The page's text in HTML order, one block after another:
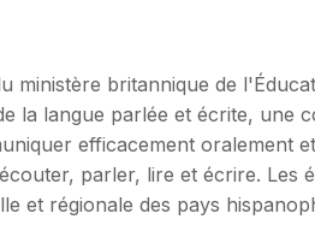
ministère britannique de
la langue parlée et écrite, une
efficacement oralement
parler, lire et écrire. Les
et régionale des pays